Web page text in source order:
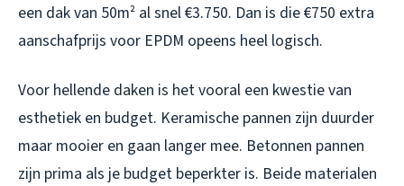
een dak van 50m² al snel €3.750. Dan is die €750 extra
aanschafprijs voor EPDM opeens heel logisch.
Voor hellende daken is het vooral een kwestie van
esthetiek en budget. Keramische pannen zijn duurder
maar mooier en gaan langer mee. Betonnen pannen
zijn prima als je budget beperkter is. Beide materialen